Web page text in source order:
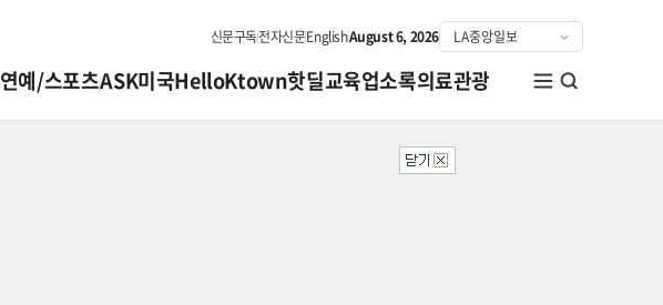
신문구독전자신문EnglishAugust 6, 2026
연예/스포츠ASK미국HelloKtown핫딜교육업소록의료관광